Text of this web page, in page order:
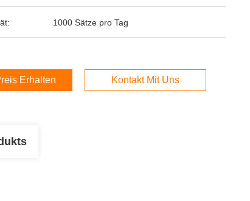
1000 Sätze pro Tag
Erhalten Kontakt Mit Uns